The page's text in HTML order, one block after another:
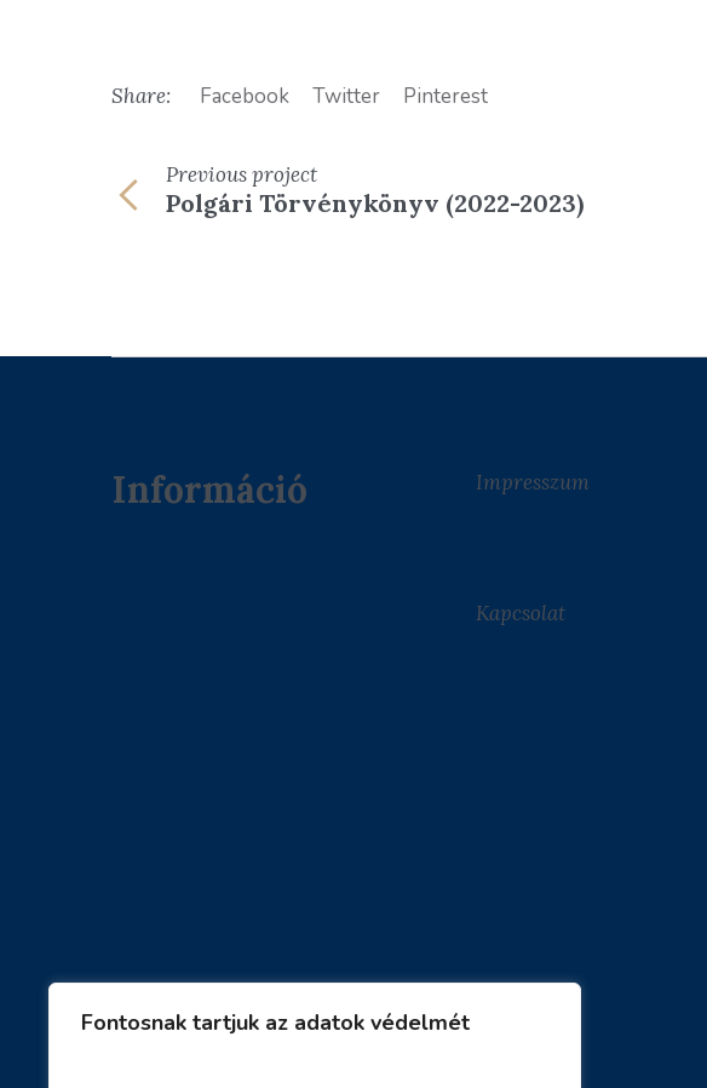
Fontosnak tartjuk az adatok védelmét
Share: Facebook Twitter Pinterest
Previousproject
Polgári Törvénykönyv (2022-2023)
Információ Impresszum
Kapcsolat